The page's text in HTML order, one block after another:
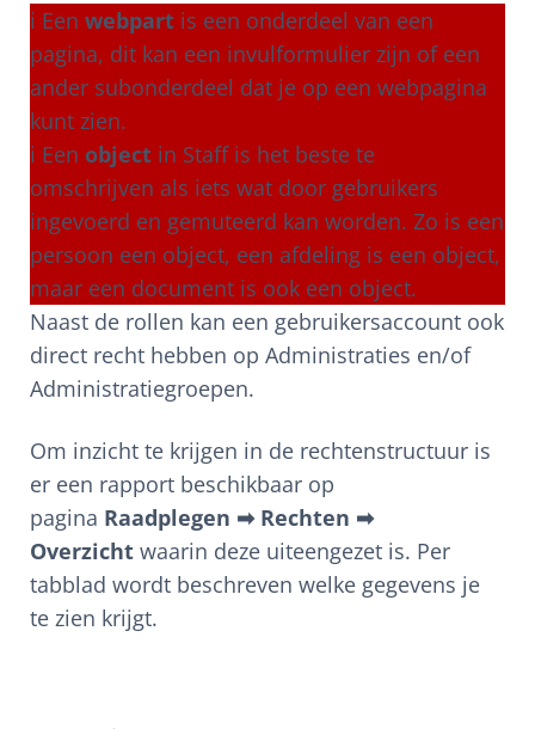
ℹ Een webpart is een onderdeel van een
pagina, dit kan een invulformulier zijn of een
ander subonderdeel dat je op een webpagina
kunt zien.
ℹ Een object in Staff is het beste te
omschrijven als iets wat door gebruikers
ingevoerd en gemuteerd kan worden. Zo is een
persoon een object, een afdeling is een object,
maar een document is ook een object.
Naast de rollen kan een gebruikersaccount ook
direct recht hebben op Administraties en/of
Administratiegroepen.
Om inzicht te krijgen in de rechtenstructuur is
er een rapport beschikbaar op
pagina Raadplegen ➡ Rechten ➡
Overzicht waarin deze uiteengezet is. Per
tabblad wordt beschreven welke gegevens je
te zien krijgt.